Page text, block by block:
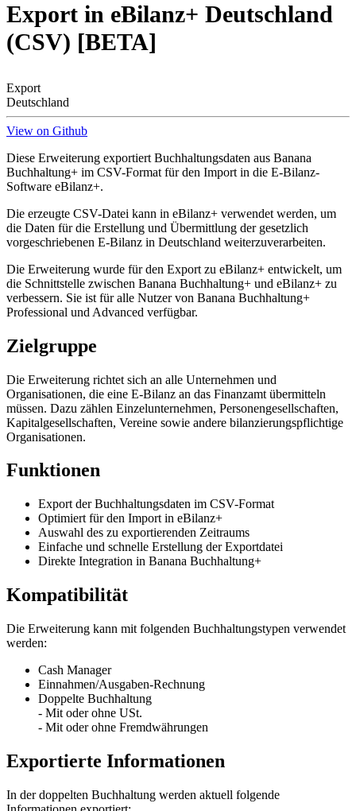
Export in eBilanz+ Deutschland
(CSV) [BETA]
Export
Deutschland
View on Github
Diese Erweiterung exportiert Buchhaltungsdaten aus Banana
Buchhaltung+ im CSV-Format für den Import in die E-Bilanz-
Software eBilanz+.
Die erzeugte CSV-Datei kann in eBilanz+ verwendet werden, um
die Daten für die Erstellung und Übermittlung der gesetzlich
vorgeschriebenen E-Bilanz in Deutschland weiterzuverarbeiten.
Die Erweiterung wurde für den Export zu eBilanz+ entwickelt, um
die Schnittstelle zwischen Banana Buchhaltung+ und eBilanz+ zu
verbessern. Sie ist für alle Nutzer von Banana Buchhaltung+
Professional und Advanced verfügbar.
Zielgruppe
Die Erweiterung richtet sich an alle Unternehmen und
Organisationen, die eine E-Bilanz an das Finanzamt übermitteln
müssen. Dazu zählen Einzelunternehmen, Personengesellschaften,
Kapitalgesellschaften, Vereine sowie andere bilanzierungspflichtige
Organisationen.
Funktionen
Export der Buchhaltungsdaten im CSV-Format
Optimiert für den Import in eBilanz+
Auswahl des zu exportierenden Zeitraums
Einfache und schnelle Erstellung der Exportdatei
Direkte Integration in Banana Buchhaltung+
Kompatibilität
Die Erweiterung kann mit folgenden Buchhaltungstypen verwendet
werden:
Cash Manager
Einnahmen/Ausgaben-Rechnung
Doppelte Buchhaltung
- Mit oder ohne USt.
- Mit oder ohne Fremdwährungen
Exportierte Informationen
In der doppelten Buchhaltung werden aktuell folgende